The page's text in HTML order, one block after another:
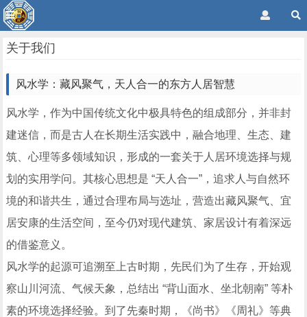
关于我们
风水学：藏风聚气，天人合一的东方人居智慧
风水学，作为中国传统文化中极具特色的组成部分，并非封
建迷信，而是古人在长期生活实践中，融合地理、生态、建
筑、心理等多领域知识，形成的一套关于人居环境选择与规
划的实用学问。其核心思想是 “天人合一”，追求人与自然环
境的和谐共生，通过合理布局与选址，营造出藏风聚气、宜
居安康的生活空间，至今仍对现代建筑、家居设计有着深远
的借鉴意义。
风水学的起源可追溯至上古时期，先民们为了生存，开始观
察山川河流、气候天象，总结出 “背山面水、坐北朝南” 等朴
素的环境选择经验。到了先秦时期，《尚书》《周礼》等典